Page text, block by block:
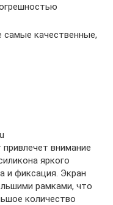
качественные,
внимание
яркого
и фиксация. Экран
рамками, что
количество